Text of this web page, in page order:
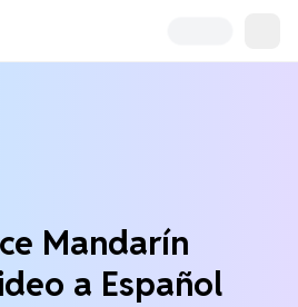
Mandarín
a Español